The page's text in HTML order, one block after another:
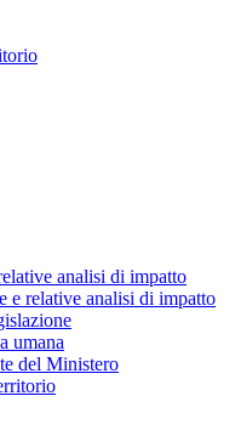
analisi di impatto
e relative analisi di impatto
umana
del Ministero